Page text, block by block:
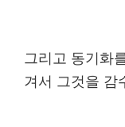
그리고 동기화
겨서 그것을 감